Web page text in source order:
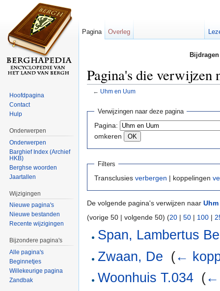
Pagina's die verwijzen
← Uhm en Uum
Verwijzingen naar deze pagina
Pagina:
omkeren
Filters
Transclusies verbergen | koppelingen
De volgende pagina's verwijzen naar
(vorige 50 | volgende 50) (20 | 50 | 100 |
Span, Lambertus
Zwaan, De (←
Woonhuis T.034 (←
Pagina Overleg
Hoofdpagina
Contact
Hulp
Onderwerpen
Onderwerpen
Barghief Index (Archief
HKB)
Berghse woorden
Jaartallen
Wijzigingen
Nieuwe pagina's
Nieuwe bestanden
Recente wijzigingen
Bijzondere pagina's
Alle pagina's
Beginnetjes
Willekeurige pagina
Zandbak